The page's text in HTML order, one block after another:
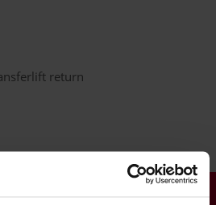
return